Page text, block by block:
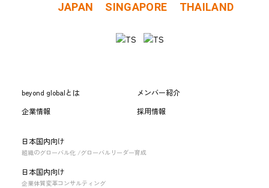
JAPAN SINGAPORE THAILAND
beyond globalとは
メンバー紹介
企業情報
採用情報
日本国内向け
組織のグローバル化 /グローバルリーダー育成
日本国内向け
企業体質変革コンサルティング